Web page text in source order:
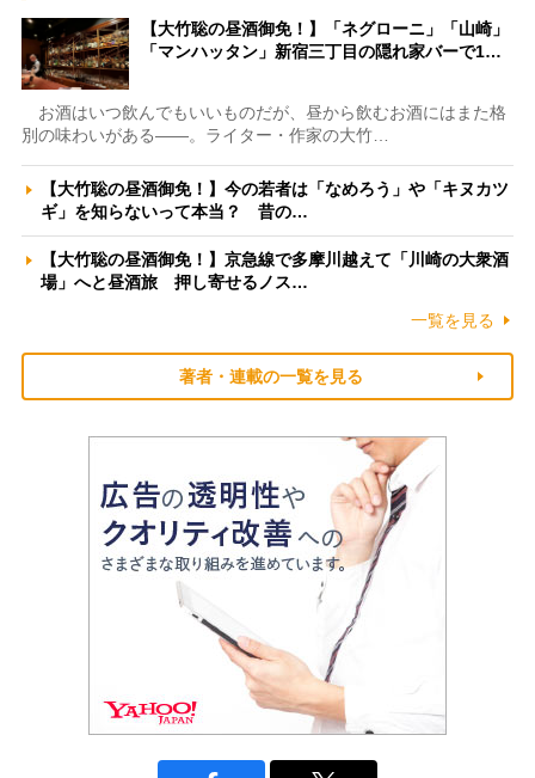
【大竹聡の昼酒御免！】「ネグローニ」「山崎」
「マンハッタン」新宿三丁目の隠れ家バーで1…
お酒はいつ飲んでもいいものだが、昼から飲むお酒にはまた格
別の味わいがある――。ライター・作家の大竹…
【大竹聡の昼酒御免！】今の若者は「なめろう」や「キヌカツ
ギ」を知らないって本当？ 昔の…
【大竹聡の昼酒御免！】京急線で多摩川越えて「川崎の大衆酒
場」へと昼酒旅 押し寄せるノス…
一覧を見る
著者・連載の一覧を見る